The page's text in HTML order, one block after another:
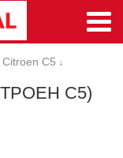
Citroen C5 ↓
С5)